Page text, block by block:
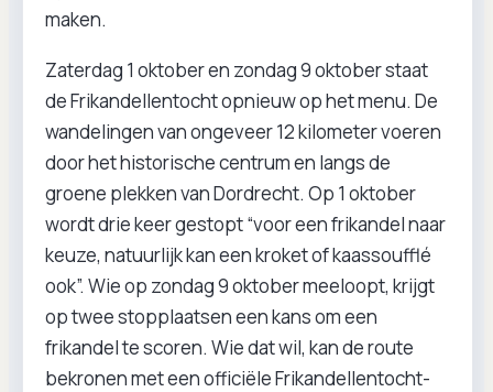
maken.
Zaterdag 1 oktober en zondag 9 oktober staat
de Frikandellentocht opnieuw op het menu. De
wandelingen van ongeveer 12 kilometer voeren
door het historische centrum en langs de
groene plekken van Dordrecht. Op 1 oktober
wordt drie keer gestopt “voor een frikandel naar
keuze, natuurlijk kan een kroket of kaassoufflé
ook”. Wie op zondag 9 oktober meeloopt, krijgt
op twee stopplaatsen een kans om een
frikandel te scoren. Wie dat wil, kan de route
bekronen met een officiële Frikandellentocht-